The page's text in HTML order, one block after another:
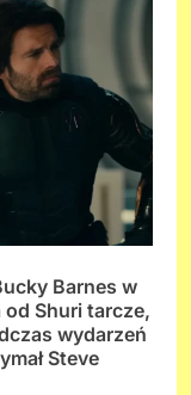
Barnes w
Shuri tarcze,
wydarzeń
Steve